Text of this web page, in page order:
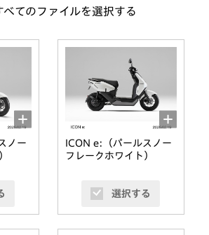
べてのファイルを選択する
ノー
ICON e:（パールスノー
フレークホワイト）
選択する